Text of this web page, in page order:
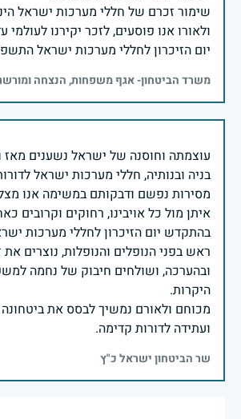
שימור זכרם של חללי מערכות ישראל
יום הזיכרון לחללי מערכות ישראל התשפ"ו -
משרד הביטחון- אגף משפחות, הנצחה
עוצמתה וחוסנה של ישראל נשענים מאז
בניה ובנותיה, חללי מערכות ישראל
מסירות נפשם ודבקותם במשימה אנו
בהתקדש יום הזיכרון לחללי מערכות
ראש בפני הנופלים והנופלות, נוצרים
ובהערכה, ושולחים חיבוק של נחמה
מכוחם ולאורם נמשיך לבסס את
ועתידה לדורות קדימה.
שר הביטחון ישראל כ"ץ